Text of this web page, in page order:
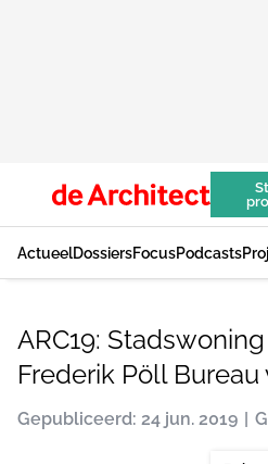
ActueelDossiersFocusPodcasts
ARC19:
Frederik Pöll
Gepubliceerd: 24 jun. 2019